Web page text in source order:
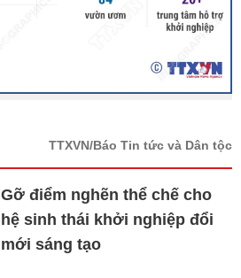
TTXVN/Báo Tin tức và Dân tộc
Gỡ điểm nghẽn thể chế cho
hệ sinh thái khởi nghiệp đổi
mới sáng tạo